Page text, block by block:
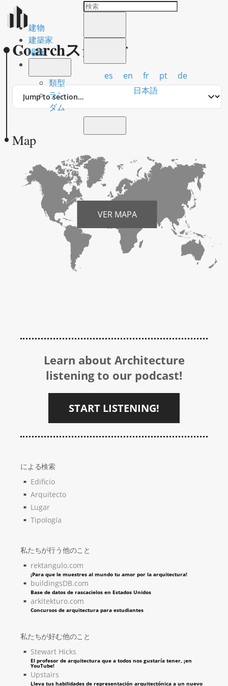
建物
建築家
場所
類型
ラン
ダム
es en fr pt
de
日本語
Co.archスタジオ
Jump
Map
VER MAPA
Learn about Architecture
listening to our podcast!
START LISTENING!
による検索
Edificio
Arquitecto
Lugar
Tipología
私たちが行う他のこと
rektangulo.com
¡Para que le muestres al mundo tu amor por la arquitectura!
buildingsDB.com
Base de datos de rascacielos en Estados Unidos
arkitekturo.com
Concursos de arquitectura para estudiantes
私たちが好む他のこと
Stewart Hicks
El profesor de arquitectura que a todos nos gustaría tener, ¡en
YouTube!
Upstairs
Lleva tus habilidades de representación arquitectónica a un nuevo